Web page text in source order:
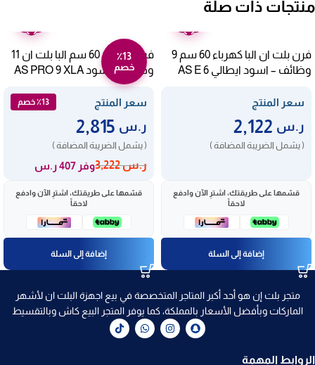
منتجات ذات صلة
فرن بلت ان البا كهرباء 60 سم 9
وظائف – اسود ايطالي AS E 6
سعر المنتج
ر.س
( يشمل الضريبة المضافة )
قسّمها على طريقتك، اشترِ الآن وادفع
لاحقاً
إضافة إلى السلة
٪13
خصم
فرن كهرباء 60 سم البا بلت ان 11
وظيفة – اسود AS PRO 9 XLA
سعر المنتج ٪13 خصم
ر.س
( يشمل الضريبة المضافة )
ر.س3,222 وفر 407 ر.س
قسّمها على طريقتك، اشترِ الآن وادفع
لاحقاً
إضافة إلى السلة
متجر بلت إن هو أحد أكبر المتاجر المتخصصة في بيع اجهزة البلت ان لأشهر
الماركات وبأفضل الأسعار بالمملكة، كما يوفر المتجر البيع كاش وبالتقسيط
الروابط المهمة